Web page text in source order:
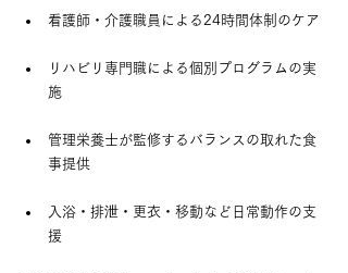
看護師・介護職員による24時間体制のケア
リハビリ専門職による個別プログラムの実
施
管理栄養士が監修するバランスの取れた食
事提供
入浴・排泄・更衣・移動など日常動作の支
援